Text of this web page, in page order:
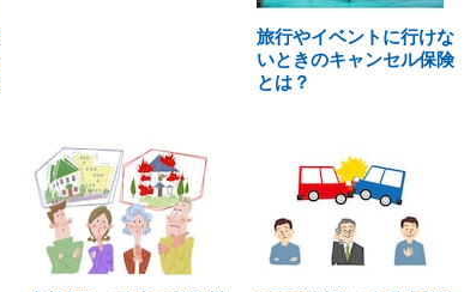
旅行やイベントに行けな
いときのキャンセル保険
とは？